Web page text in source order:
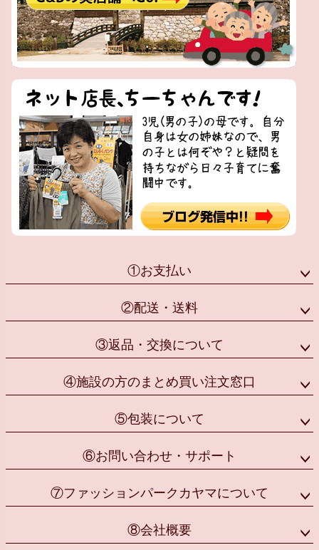
①お支払い
②配送・送料
③返品・交換について
④施設の方のまとめ買い注文窓口
⑤包装について
⑥お問い合わせ・サポート
⑦ファッションパークカヤマについて
⑧会社概要